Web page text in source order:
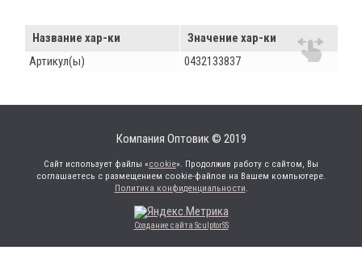
Название хар-ки
Значение хар-ки
Артикул(ы)
0432133837
Компания Оптовик © 2019
Сайт использует файлы «cookie». Продолжив работу с сайтом, Вы
соглашаетесь с размещением cookie-файлов на Вашем компьютере.
Политика конфиденциальности.
Создание сайта SculptorSS